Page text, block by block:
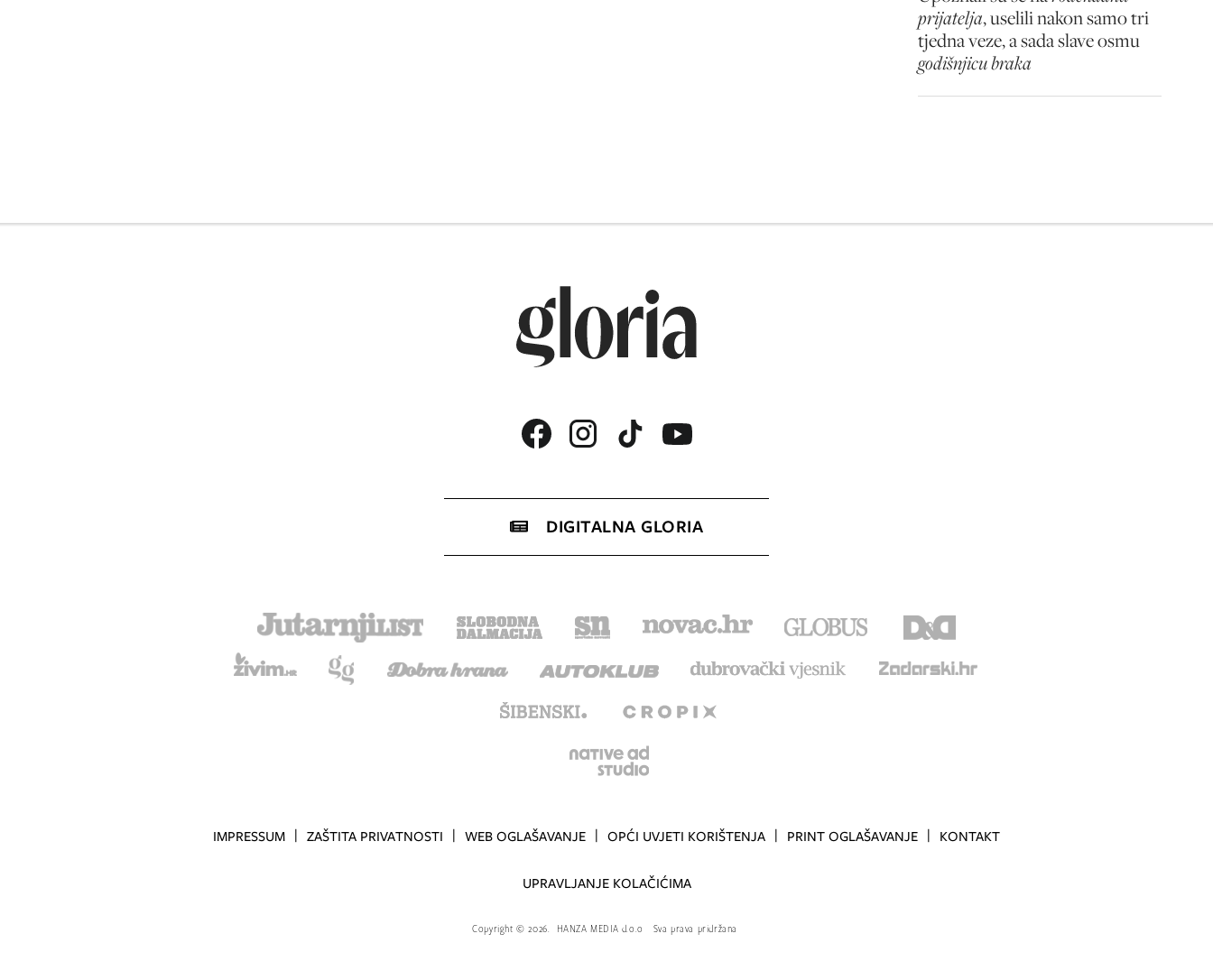
prijatelja, uselili nakon samo tri
tjedna veze, a sada slave osmu
godišnjicu braka
DIGITALNA GLORIA
IMPRESSUM ZAŠTITA PRIVATNOSTI WEB OGLAŠAVANJE OPĆI UVJETI KORIŠTENJA PRINT OGLAŠAVANJE KONTAKT
UPRAVLJANJE KOLAČIĆIMA
Copyright© 2026. HANZA MEDIA d.o.o Sva prava pridržana